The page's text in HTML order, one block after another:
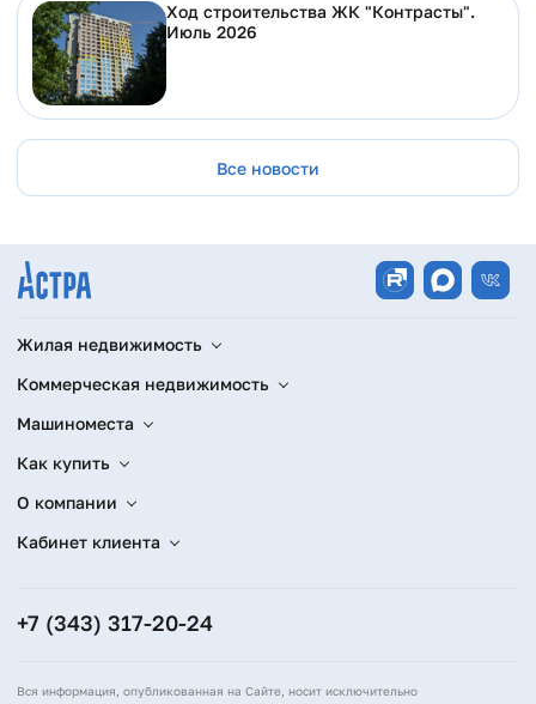
Ход строительства ЖК "Контрасты".
Июль 2026
Все новости
Жилая недвижимость
Коммерческая недвижимость
Машиноместа
Как купить
О компании
Кабинет клиента
+7 (343) 317-20-24
Вся информация, опубликованная на Сайте, носит исключительно